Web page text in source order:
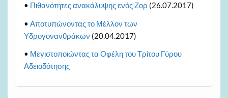
• Πιθανότητες ανακάλυψης ενός Ζορ (26.07.2017)
• Αποτυπώνοντας το Μέλλον των
Υδρογονανθράκων (20.04.2017)
• Μεγιστοποιώντας τα Οφέλη του Τρίτου Γύρου
Αδειοδότησης